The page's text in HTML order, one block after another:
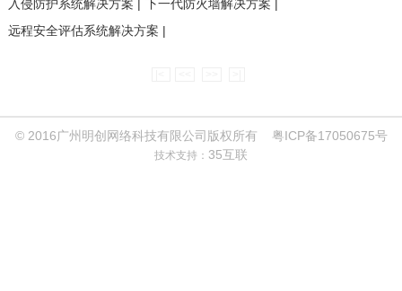
入侵防护系统解决方案 | 下一代防火墙解决方案 |
远程安全评估系统解决方案 |
© 2016广州明创网络科技有限公司版权所有 粤ICP备17050675号
技术支持： 35互联